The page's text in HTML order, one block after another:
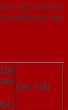
MELAMINE/
bộ đến
CHI TIẾT